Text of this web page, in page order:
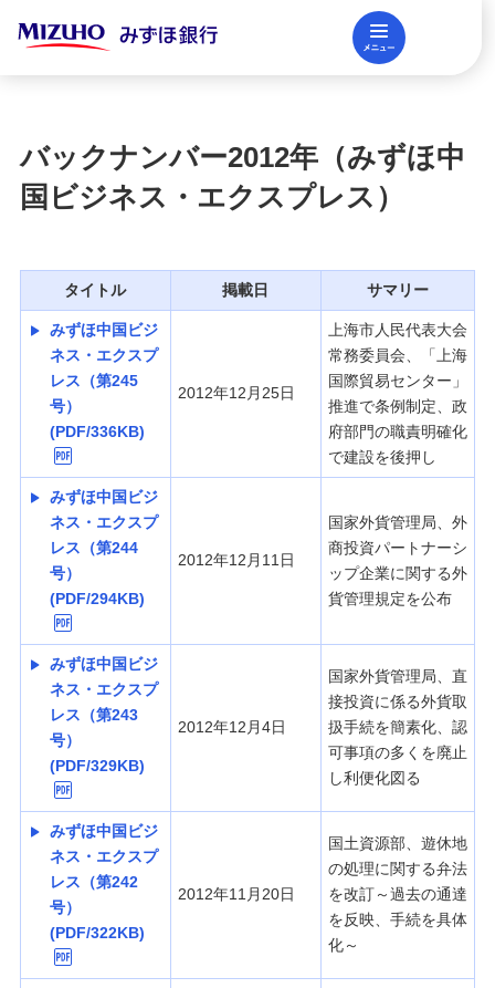
法人口座開設
資金調達
決済業務
国際業務・外国為替取引
経営・事業支援
バックナンバー2012年（みずほ中
国ビジネス・エクスプレス）
タイトル 掲載日 サマリー
みずほ中国ビジ
ネス・エクスプ
レス（第245
号）
(PDF/336KB)
2012年12月25日
上海市人民代表大会
常務委員会、「上海
国際貿易センター」
推進で条例制定、政
府部門の職責明確化
で建設を後押し
みずほ中国ビジ
ネス・エクスプ
レス（第244
号）
(PDF/294KB)
2012年12月11日
国家外貨管理局、外
商投資パートナーシ
ップ企業に関する外
貨管理規定を公布
みずほ中国ビジ
ネス・エクスプ
レス（第243
号）
(PDF/329KB)
2012年12月4日
国家外貨管理局、直
接投資に係る外貨取
扱手続を簡素化、認
可事項の多くを廃止
し利便化図る
みずほ中国ビジ
ネス・エクスプ
レス（第242
号）
(PDF/322KB)
2012年11月20日
国土資源部、遊休地
の処理に関する弁法
を改訂～過去の通達
を反映、手続を具体
化～